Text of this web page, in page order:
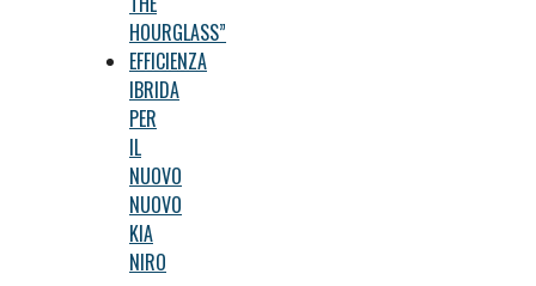
HOURGLASS”
EFFICIENZA
IBRIDA
PER
IL
NUOVO
NUOVO
KIA
NIRO